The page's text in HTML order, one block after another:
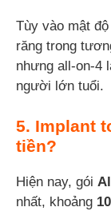
Tùy vào mật
răng trong
nhưng all-on-4
người lớn tuổi.
5. Implant
tiền?
Hiện nay, gói
nhất, khoảng